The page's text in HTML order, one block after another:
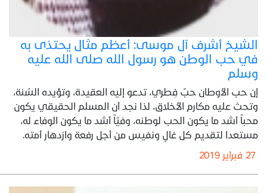
الشيخ أشرف آل موسى: أعظم مثال يحتذى به
في حب الوطن هو رسول الله صلى الله عليه
وسلم
إن حب الأوطان حبٌ فِطري، تدعو إليه العقيدة، وتؤيده السُنة،
وتحث عليه مكارم الأخلاق، لذا نجد أن المسلم الحقيقي يكون
محباً أشد ما يكون الحب لوطنه، وفيّاً أشد ما يكون الوفاء له،
مستعدا لتقديم كل غالٍ ونفيس من أجل رفعة وازدهار أمته.